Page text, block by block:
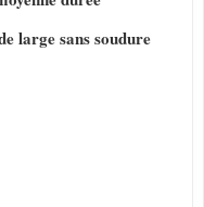
large sans soudure